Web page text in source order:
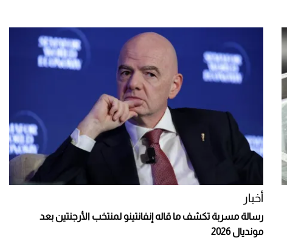
أخبار
رسالة مسربة تكشف ما قاله إنفانتينو لمنتخب الأرجنتين بعد
مونديال 2026